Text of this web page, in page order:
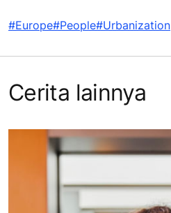
#Europe#People#Urbanization
Cerita lainnya